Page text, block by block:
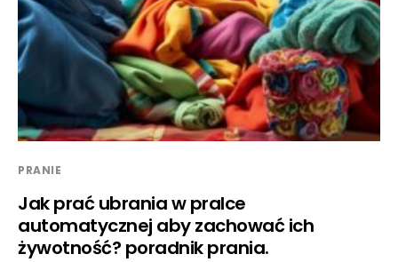
PRANIE
Jak prać ubrania w pralce
automatycznej aby zachować ich
żywotność? poradnik prania.